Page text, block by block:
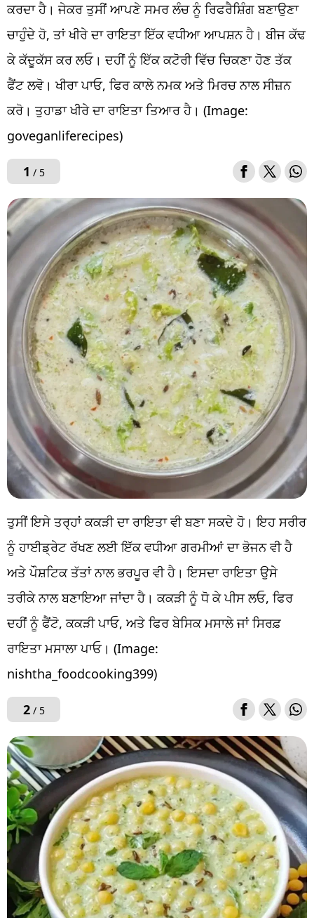
ਕਰਦਾ ਹੈ। ਜੇਕਰ ਤੁਸੀਂ ਆਪਣੇ ਸਮਰ ਲੰਚ ਨੂੰ ਰਿਫਰੈਸ਼ਿੰਗ ਬਣਾਉਣਾ
ਚਾਹੁੰਦੇ ਹੋ, ਤਾਂ ਖੀਰੇ ਦਾ ਰਾਇਤਾ ਇੱਕ ਵਧੀਆ ਆਪਸ਼ਨ ਹੈ। ਬੀਜ ਕੱਢ
ਕੇ ਕੱਦੂਕੱਸ ਕਰ ਲਓ। ਦਹੀਂ ਨੂੰ ਇੱਕ ਕਟੋਰੀ ਵਿੱਚ ਚਿਕਣਾ ਹੋਣ ਤੱਕ
ਫੈਂਟ ਲਵੋ। ਖੀਰਾ ਪਾਓ, ਫਿਰ ਕਾਲੇ ਨਮਕ ਅਤੇ ਮਿਰਚ ਨਾਲ ਸੀਜ਼ਨ
ਕਰੋ। ਤੁਹਾਡਾ ਖੀਰੇ ਦਾ ਰਾਇਤਾ ਤਿਆਰ ਹੈ। (Image:
goveganliferecipes)
1 / 5
ਤੁਸੀਂ ਇਸੇ ਤਰ੍ਹਾਂ ਕਕੜੀ ਦਾ ਰਾਇਤਾ ਵੀ ਬਣਾ ਸਕਦੇ ਹੋ। ਇਹ ਸਰੀਰ
ਨੂੰ ਹਾਈਡ੍ਰੇਟ ਰੱਖਣ ਲਈ ਇੱਕ ਵਧੀਆ ਗਰਮੀਆਂ ਦਾ ਭੋਜਨ ਵੀ ਹੈ
ਅਤੇ ਪੌਸ਼ਟਿਕ ਤੱਤਾਂ ਨਾਲ ਭਰਪੂਰ ਵੀ ਹੈ। ਇਸਦਾ ਰਾਇਤਾ ਉਸੇ
ਤਰੀਕੇ ਨਾਲ ਬਣਾਇਆ ਜਾਂਦਾ ਹੈ। ਕਕੜੀ ਨੂੰ ਧੋ ਕੇ ਪੀਸ ਲਓ, ਫਿਰ
ਦਹੀਂ ਨੂੰ ਫੈਂਟੋ, ਕਕੜੀ ਪਾਓ, ਅਤੇ ਫਿਰ ਬੇਸਿਕ ਮਸਾਲੇ ਜਾਂ ਸਿਰਫ਼
ਰਾਇਤਾ ਮਸਾਲਾ ਪਾਓ। (Image:
nishtha_foodcooking399)
2/ 5